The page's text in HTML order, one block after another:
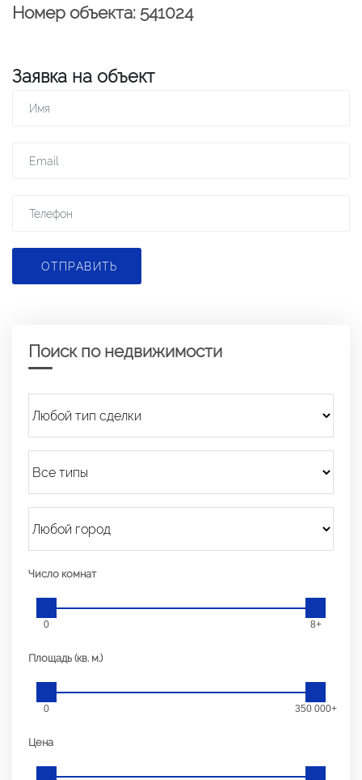
Номер объекта: 541024
Заявка на объект
ОТПРАВИТЬ
Поиск по недвижимости
Число комнат
0 8+
Площадь (кв. м.)
0 350 000+
Цена